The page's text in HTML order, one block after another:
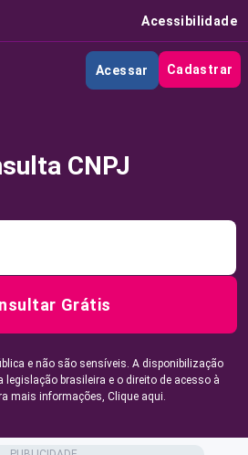
Acessibilidade
Acessar Cadastrar
CNPJ
Grátis
e não são sensíveis. A disponibilização
legislação brasileira e o direito de acesso à
mais informações, Clique aqui.